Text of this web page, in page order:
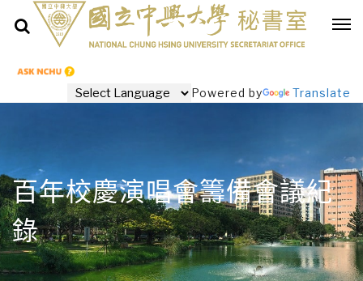
Powered by Translate
百年校慶演唱會籌備會議紀
錄